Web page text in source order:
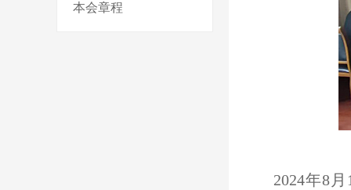
本会章程
2024年8月